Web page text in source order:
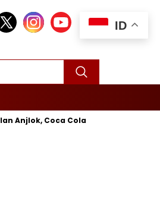
Coca Cola Tutup Pabrik di Bali
ID